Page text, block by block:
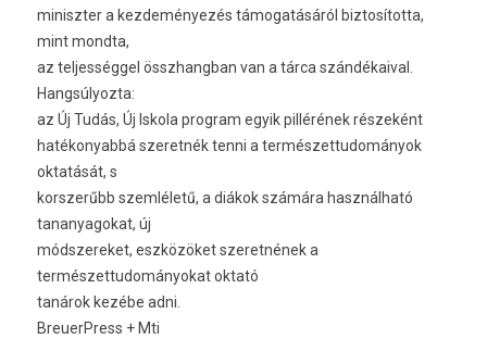
miniszter a kezdeményezés támogatásáról biztosította,
mint mondta,
az teljességgel összhangban van a tárca szándékaival.
Hangsúlyozta:
az Új Tudás, Új Iskola program egyik pillérének részeként
hatékonyabbá szeretnék tenni a természettudományok
oktatását, s
korszerűbb szemléletű, a diákok számára használható
tananyagokat, új
módszereket, eszközöket szeretnének a
természettudományokat oktató
tanárok kezébe adni.
BreuerPress + Mti